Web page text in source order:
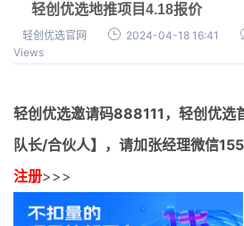
结算进度
团队长扶持
充场项目报价
无人直播
轻创优选地推项目4.18报价
轻创优选官网 2024-04-18 16:41
Views
轻创优选邀请码888111， 轻创优选
队长/合伙人】，请加张经理微信
注册>>>